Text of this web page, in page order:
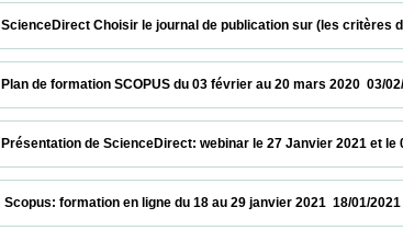
ScienceDirect Choisir le journal de publication sur (les
Plan de formation SCOPUS du 03 février au 20 mars
Présentation de ScienceDirect: webinar le 27 Janvier
Scopus: formation en ligne du 18 au 29 janvier 2021